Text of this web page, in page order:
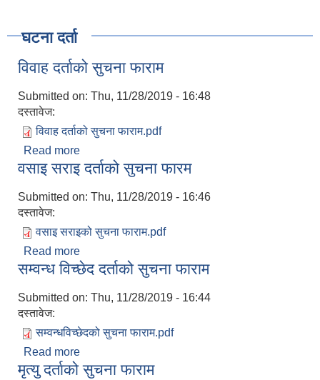
घटना दर्ता
विवाह दर्ताको सुचना फाराम
Submitted on: Thu, 11/28/2019 - 16:48
दस्तावेज:
विवाह दर्ताको सुचना फाराम.pdf
Read more
वसाइ सराइ दर्ताको सुचना फारम
Submitted on: Thu, 11/28/2019 - 16:46
दस्तावेज:
वसाइ सराइको सुचना फाराम.pdf
Read more
सम्वन्ध विच्छेद दर्ताको सुचना फाराम
Submitted on: Thu, 11/28/2019 - 16:44
दस्तावेज:
सम्वन्धविच्छेदको सुचना फाराम.pdf
Read more
मृत्यु दर्ताको सुचना फाराम